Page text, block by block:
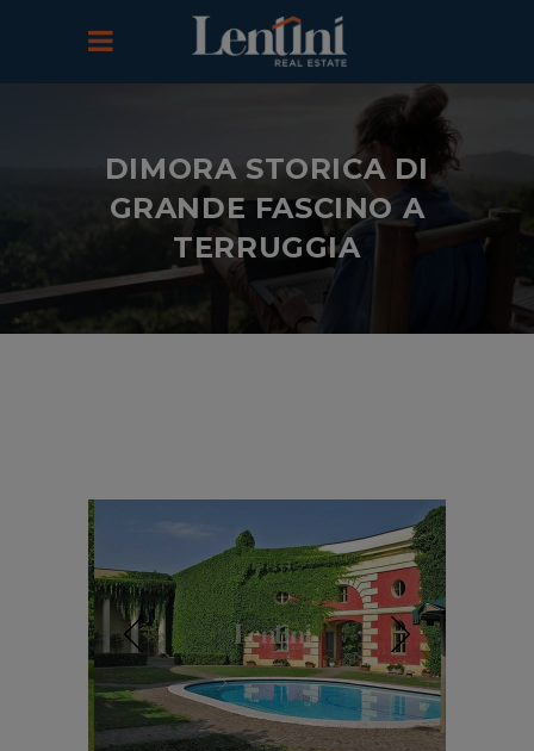
DIMORA STORICA DI
GRANDE FASCINO A
TERRUGGIA